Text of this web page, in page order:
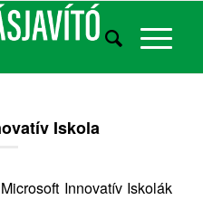
Iskola
Innovatív Iskolák